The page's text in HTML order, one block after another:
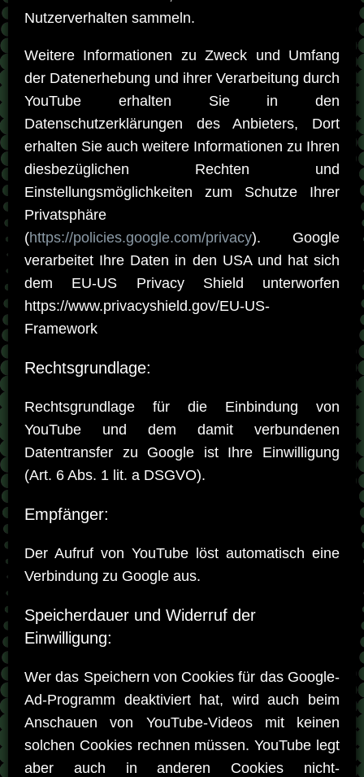
Nutzerverhalten sammeln.
Weitere Informationen zu Zweck und Umfang
der Datenerhebung und ihrer Verarbeitung durch
YouTube erhalten Sie in den
Datenschutzerklärungen des Anbieters, Dort
erhalten Sie auch weitere Informationen zu Ihren
diesbezüglichen Rechten und
Einstellungsmöglichkeiten zum Schutze Ihrer
Privatsphäre
(https://policies.google.com/privacy). Google
verarbeitet Ihre Daten in den USA und hat sich
dem EU-US Privacy Shield unterworfen
https://www.privacyshield.gov/EU-US-
Framework
Rechtsgrundlage:
Rechtsgrundlage für die Einbindung von
YouTube und dem damit verbundenen
Datentransfer zu Google ist Ihre Einwilligung
(Art. 6 Abs. 1 lit. a DSGVO).
Empfänger:
Der Aufruf von YouTube löst automatisch eine
Verbindung zu Google aus.
Speicherdauer und Widerruf der
Einwilligung:
Wer das Speichern von Cookies für das Google-
Ad-Programm deaktiviert hat, wird auch beim
Anschauen von YouTube-Videos mit keinen
solchen Cookies rechnen müssen. YouTube legt
aber auch in anderen Cookies nicht-